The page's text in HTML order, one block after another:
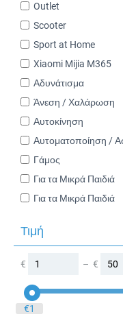
Outlet
Scooter
Sport at Home
Xiaomi Mijia M365
Αδυνάτισμα
Άνεση / Χαλάρωση
Αυτοκίνηση
Αυτοματοποίηση /
Γάμος
Για τα Μικρά Παιδιά
Για τα Μικρά Παιδιά
Γραφείο
Διασκέδαση
Είδη Μαστορέματος
Τιμή
€ – €
‎€1